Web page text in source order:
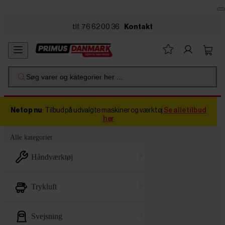
tlf. 76 62 00 36 Kontakt
Søg varer og kategorier her ...
Netop nu: Tilbud på udvalgte maskiner og værktøj Se alle tilbud
her
Alle kategorier
håndværktøj
trykluft
svejsning